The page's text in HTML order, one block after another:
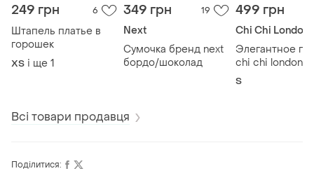
249 грн 6
Штапель платье в
горошек
ХS і ще 1
349 грн 19
Next
Сумочка бренд next
бордо/шоколад
499 грн
Chi Chi London
Элегантное
chi chi london
S
Всі товари продавця
Поділитися: